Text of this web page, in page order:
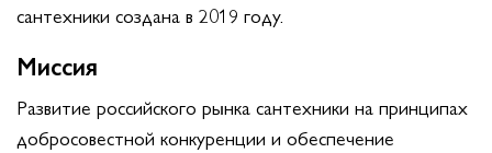
сантехники создана в 2019 году.
Миссия
Развитие российского рынка сантехники на принципах
добросовестной конкуренции и обеспечение